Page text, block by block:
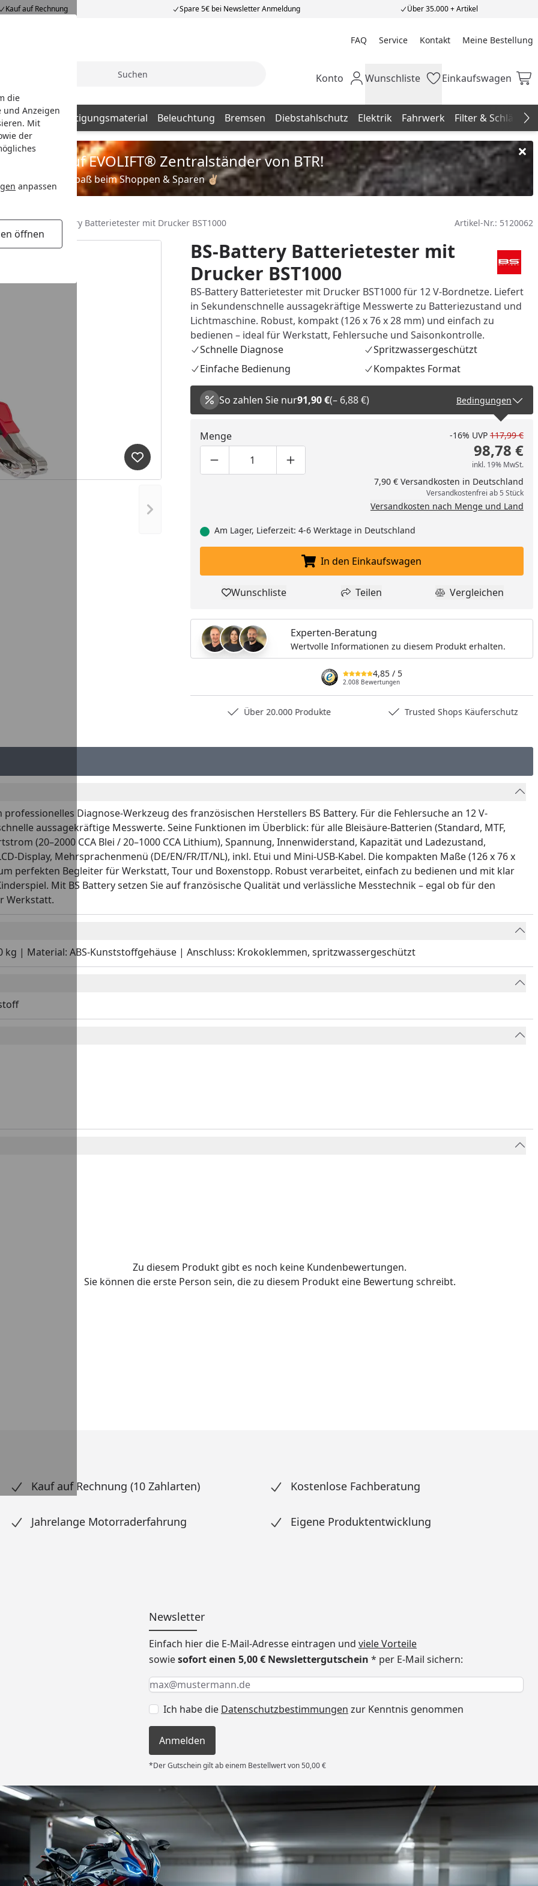
die
und Anzeigen
Mit
der
anpassen
öffnen
Kauf auf Rechnung Spare 5€ bei Newsletter Anmeldung Über 35.000 + Artikel
FAQ Service Kontakt Meine Bestellung
Meine Bestellung
Mein Konto
Konto Wunschliste
Wunschliste Einkaufswagen
Einkaufswagen
Befestigungsmaterial Beleuchtung Bremsen Diebstahlschutz Elektrik Fahrwerk Filter & Schläuche
zu 35% auf EVOLIFT® Zentralständer von BTR!
Viel Spaß beim Shoppen & Sparen ✌🏼
BS-Battery Batterietester mit Drucker BST1000 Artikel-Nr.: 5120062
Nächstes Bild anzeigen
Produkt zur Wunschliste hinzufügen
BS-Battery Batterietester mit
Drucker BST1000
BS-Battery Batterietester mit Drucker BST1000 für 12 V-Bordnetze. Liefert
in Sekundenschnelle aussagekräftige Messwerte zu Batteriezustand und
Lichtmaschine. Robust, kompakt (126 x 76 x 28 mm) und einfach zu
bedienen – ideal für Werkstatt, Fehlersuche und Saisonkontrolle.
Schnelle Diagnose
Spritzwassergeschützt
Einfache Bedienung
Kompaktes Format
So zahlen Sie nur91,90 €(– 6,88 €) Bedingungen
Menge
Produktmenge um eins verringern
Produktmenge manuell eingeben
Produktmenge um eins erhöhen
-16% UVP 117,99 €
98,78 €
inkl. 19% MwSt.
7,90 € Versandkosten in Deutschland
Versandkostenfrei ab 5 Stück
Versandkosten nach Menge und Land
Am Lager, Lieferzeit: 4-6 Werktage in Deutschland
In den Einkaufswagen legen
In den Einkaufswagen
Produkt zur Wunschliste hinzufügen
Wunschliste Teilen
Teilen Produkt
Vergleichen
Experten-Beratung
Wertvolle Informationen zu diesem Produkt erhalten.
4,85 / 5
2.008 Bewertungen
Über 20.000 Produkte Trusted Shops Käuferschutz
Diagnose-Werkzeug des französischen Herstellers BS Battery. Für die Fehlersuche an 12 V-
aussagekräftige Messwerte. Seine Funktionen im Überblick: für alle Bleisäure-Batterien (Standard, MTF,
(20–2000 CCA Blei / 20–1000 CCA Lithium), Spannung, Innenwiderstand, Kapazität und Ladezustand,
Display, Mehrsprachenmenü (DE/EN/FR/IT/NL), inkl. Etui und Mini-USB-Kabel. Die kompakten Maße (126 x 76 x
perfekten Begleiter für Werkstatt, Tour und Boxenstopp. Robust verarbeitet, einfach zu bedienen und mit klar
Mit BS Battery setzen Sie auf französische Qualität und verlässliche Messtechnik – egal ob für den
Werkstatt.
kg | Material: ABS-Kunststoffgehäuse | Anschluss: Krokoklemmen, spritzwassergeschützt
Zu diesem Produkt gibt es noch keine Kundenbewertungen.
Sie können die erste Person sein, die zu diesem Produkt eine Bewertung schreibt.
Kauf auf Rechnung (10 Zahlarten) Kostenlose Fachberatung
Jahrelange Motorraderfahrung Eigene Produktentwicklung
Newsletter
Einfach hier die E-Mail-Adresse eintragen und viele Vorteile
sowiesofort einen 5,00 € Newslettergutschein * per E-Mail sichern:
Keine Eingabe erforderlich
Eingabe erforderlich
E-Mail *
Ich habe die Datenschutzbestimmungen zur Kenntnis genommen
Anmelden
*Der Gutschein gilt ab einem Bestellwert von 50,00 €
Auftrages
das habe
Versand